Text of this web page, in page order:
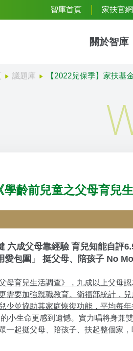
智庫首頁 家扶官網
關於智庫
議題庫 【2022兒保季】家扶基
齡前兒童之父母育兒生
六成父母靠經驗 育兒知能自評
愛包圍 」 挺父母、陪孩子 No
母育兒生活調查》，九成以上父母
需要加強親職教育。衛福部統計，
少並協助其家庭恢復功能，平均每
小生命更感到遺憾。實力唱將身兼
一起挺父母、陪孩子、扶起整個家